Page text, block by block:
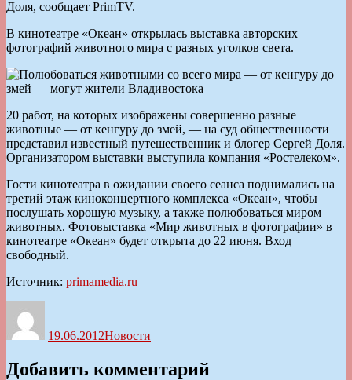
Доля, сообщает PrimTV.
В кинотеатре «Океан» открылась выставка авторских
фотографий животного мира с разных уголков света.
20 работ, на которых изображены совершенно разные
животные — от кенгуру до змей, — на суд общественности
представил известный путешественник и блогер Сергей Доля.
Организатором выставки выступила компания «Ростелеком».
Гости кинотеатра в ожидании своего сеанса поднимались на
третий этаж киноконцертного комплекса «Океан», чтобы
послушать хорошую музыку, а также полюбоваться миром
животных. Фотовыставка «Мир животных в фотографии» в
кинотеатре «Океан» будет открыта до 22 июня. Вход
свободный.
Источник: primamedia.ru
19.06.2012Новости
Добавить комментарий